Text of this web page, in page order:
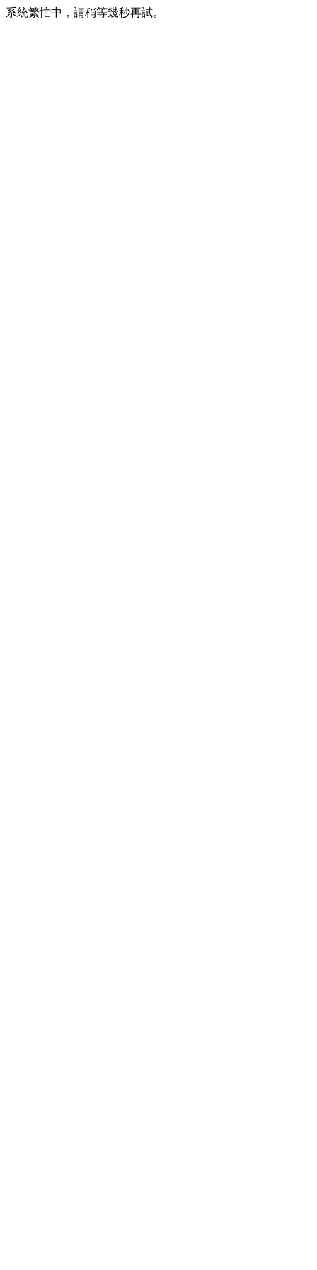
系統繁忙中，請稍等幾秒再試。